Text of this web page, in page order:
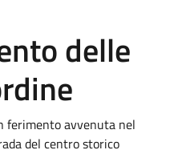
delle
ferimento avvenuta nel
del centro storico